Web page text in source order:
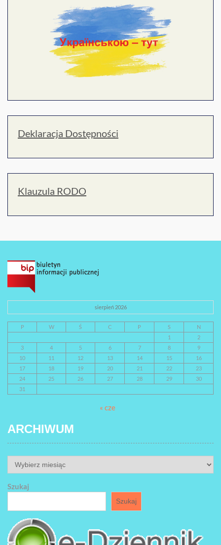
Deklaracja Dostępności
Klauzula RODO
sierpień 2026
P W Ś C P S
N
1
2
3
4 5 6 7 8
9
10
11 12 13 14 15
16
17
18 19 20 21 22
23
24
25 26 27 28 29
30
31
« cze
ARCHIWUM
ARCHIWUM
Szukaj
Szukaj